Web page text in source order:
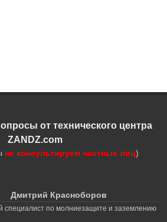
от технического центра
ZANDZ.com
не консультируем частных лиц)
Дмитрий Красноборов
специалист по молниезащите и заземлению